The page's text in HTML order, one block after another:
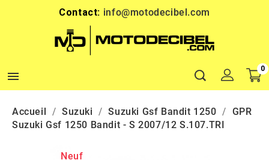
Contact: info@motodecibel.com

0
Accueil Suzuki Suzuki Gsf Bandit 1250
GPR
Suzuki Gsf 1250 Bandit - S 2007/12 S.107.TRI
Neuf